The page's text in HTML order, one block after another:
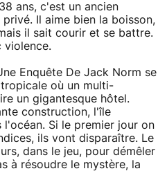
ans, c'est un ancien
Il aime bien la boisson,
il sait courir et se battre.
violence.
Enquête De Jack Norm se
où un multi-
un gigantesque hôtel.
construction, l'île
l'océan. Si le premier jour on
ils vont disparaître. Le
dans le jeu, pour démêler
à résoudre le mystère, la